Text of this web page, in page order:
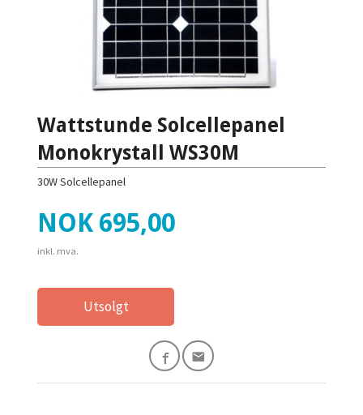
Wattstunde Solcellepanel
Monokrystall WS30M
30W Solcellepanel
Pris
NOK 695,00
inkl. mva.
Utsolgt